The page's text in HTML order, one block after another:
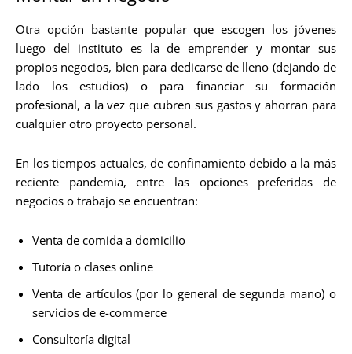
Otra opción bastante popular que escogen los jóvenes
luego del instituto es la de emprender y montar sus
propios negocios, bien para dedicarse de lleno (dejando de
lado los estudios) o para financiar su formación
profesional, a la vez que cubren sus gastos y ahorran para
cualquier otro proyecto personal.
En los tiempos actuales, de confinamiento debido a la más
reciente pandemia, entre las opciones preferidas de
negocios o trabajo se encuentran:
Venta de comida a domicilio
Tutoría o clases online
Venta de artículos (por lo general de segunda mano) o
servicios de e-commerce
Consultoría digital